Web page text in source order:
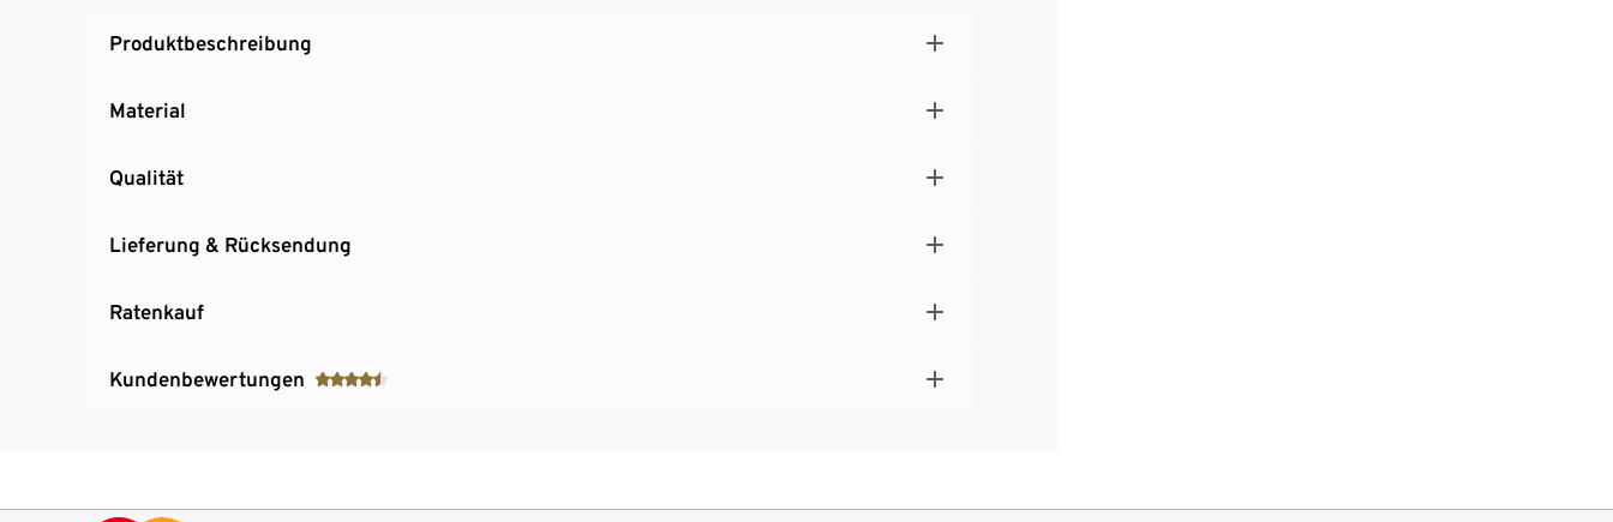
Produktbeschreibung
Material
Qualität
Lieferung & Rücksendung
Ratenkauf
Kundenbewertungen